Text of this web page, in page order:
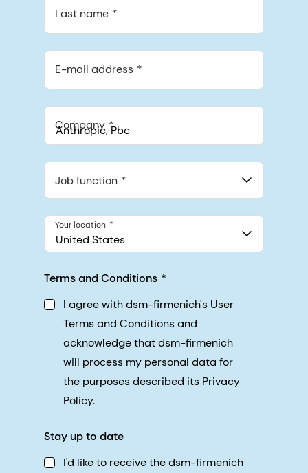
Last name
E-mail address
Company
548 Market St Pmb 90375, San Francisco, California, US
Job function
United States
Your location
Terms and Conditions
I agree with dsm-firmenich's User
Terms and Conditions and
acknowledge that dsm-firmenich
will process my personal data for
the purposes described its Privacy
Policy.
Stay up to date
I'd like to receive the dsm-firmenich